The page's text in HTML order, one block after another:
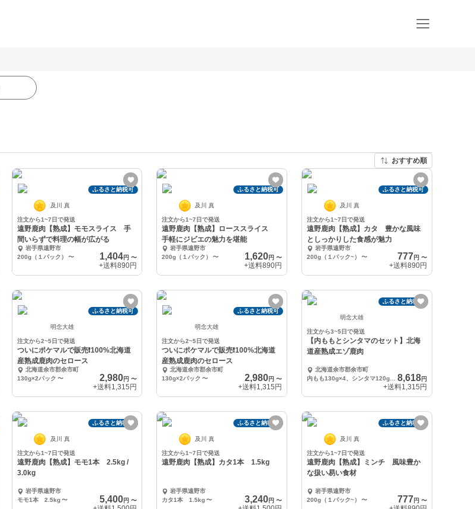
おすすめ順
ふるさと納税可
及川 真
注文から1~7日で発送
遠野鹿肉【熟成】モモスライス 手
間いらずで料理の幅が広がる
岩手県遠野市
200g（１パック）
〜 1,404円〜
+送料890円
ふるさと納税可
及川 真
注文から1~7日で発送
遠野鹿肉【熟成】ローススライス
手軽にジビエの魅力を堪能
岩手県遠野市
200g（１パック）
〜 1,620円〜
+送料890円
ふるさと納税可
及川 真
注文から1~7日で発送
遠野鹿肉【熟成】カタ 豊かな風味
としっかりした食感が魅力
岩手県遠野市
200g（１パック~）
〜 777円 〜
+送料890円
ふるさと納税可
明念大雄
注文から2~5日で発送
ついにポケマルで販売❗️100%北海道
産熟成鹿肉のセロース
北海道余市郡余市町
130g×2パック 〜 2,980円〜
+送料1,315円
ふるさと納税可
明念大雄
注文から2~5日で発送
ついにポケマルで販売❗️100%北海道
産熟成鹿肉のセロース
北海道余市郡余市町
130g×2パック 〜 2,980円〜
+送料1,315円
ふるさと納税可
明念大雄
注文から3~5日で発送
【内ももとシンタマのセット】北海
道産熟成エゾ鹿肉
北海道余市郡余市町
8,618円
+送料1,315円
ふるさと納税可
及川 真
注文から1~7日で発送
遠野鹿肉【熟成】モモ1本 2.5kg /
3.0kg
岩手県遠野市
モモ1本 2.5kg 〜 5,400円〜
ふるさと納税可
及川 真
注文から1~7日で発送
遠野鹿肉【熟成】カタ1本 1.5kg
岩手県遠野市
カタ1本 1.5kg 〜 3,240円〜
ふるさと納税可
及川 真
注文から1~7日で発送
遠野鹿肉【熟成】ミンチ 風味豊か
な扱い易い食材
岩手県遠野市
200g（１パック~）
〜 777円 〜